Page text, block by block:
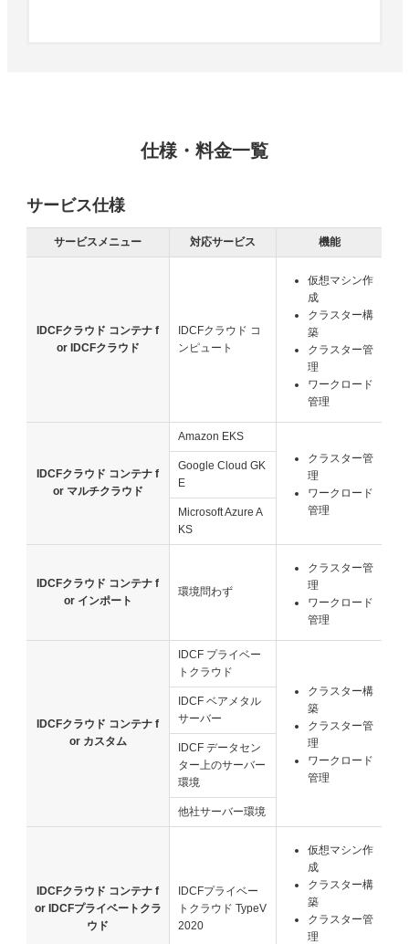
仕様・料金一覧
サービス仕様
サービスメニュー 対応サービス 機能
IDCFクラウド コンテナ f
or IDCFクラウド
IDCFクラウド コ
ンピュート
仮想マシン作
成
クラスター構
築
クラスター管
理
ワークロード
管理
IDCFクラウド コンテナ f
or マルチクラウド
Amazon EKS
クラスター管
理
ワークロード
管理
Google Cloud GK
E
Microsoft Azure A
KS
IDCFクラウド コンテナ f
or インポート
環境問わず
クラスター管
理
ワークロード
管理
IDCFクラウド コンテナ f
or カスタム
IDCF プライベー
トクラウド
クラスター構
築
クラスター管
理
ワークロード
管理
IDCF ベアメタル
サーバー
IDCF データセン
ター上のサーバー
環境
他社サーバー環境
IDCFクラウド コンテナ f
or IDCFプライベートクラ
ウド
IDCFプライベー
トクラウド TypeV
2020
仮想マシン作
成
クラスター構
築
クラスター管
理